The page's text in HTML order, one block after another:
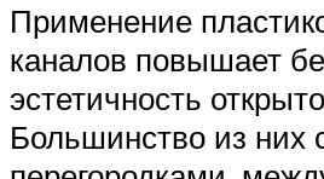
Применение
каналов повышает
эстетичность
Большинство из них